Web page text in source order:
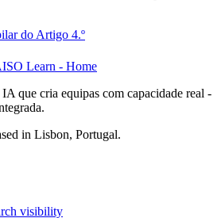
do Artigo 4.º
Learn - Home
que cria equipas com capacidade real -
in Lisbon, Portugal.
visibility